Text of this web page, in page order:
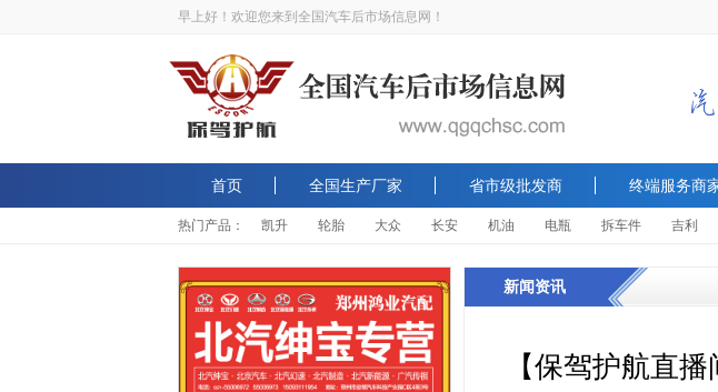
早上好！欢迎您来到全国汽车后市场信息网！
首页 全国生产厂家 省市级批发商 终端服务商
热门产品： 凯升 轮胎 大众 长安 机油 电瓶 拆车件 吉利
新闻资讯
【保驾护航直